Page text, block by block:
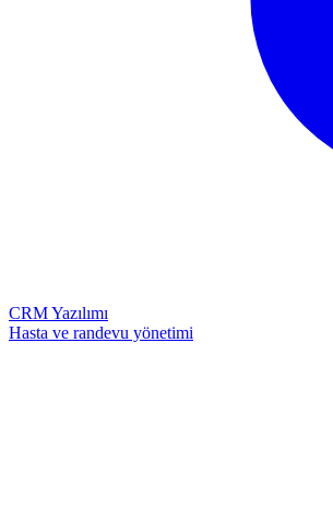
CRM Yazılımı
Hasta ve randevu yönetimi